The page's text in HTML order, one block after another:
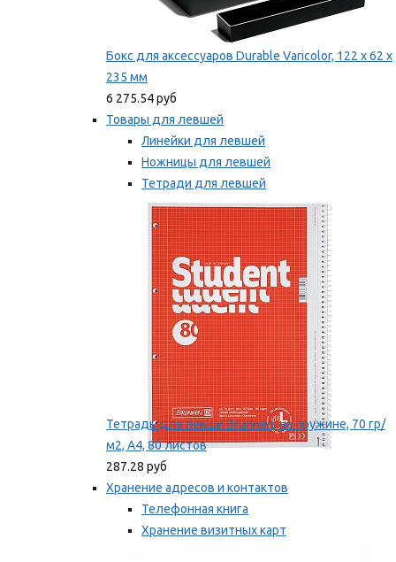
Бокс для аксессуаров Durable Varicolor, 122 x 62 x
235 мм
6 275.54 руб
Товары для левшей
Линейки для левшей
Ножницы для левшей
Тетради для левшей
Точилки для левшей
Мы рекомендуем
Тетрадь для левши Brunnen, на пружине, 70 гр/
м2, А4, 80 листов
287.28 руб
Хранение адресов и контактов
Телефонная книга
Хранение визитных карт